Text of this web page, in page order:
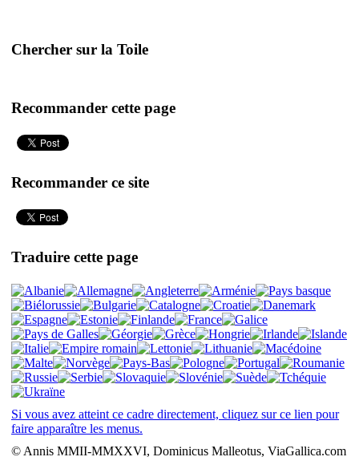
Chercher sur la Toile
Recommander cette page
Recommander ce site
Traduire cette page
Si vous avez atteint ce cadre directement, cliquez sur ce lien pour
faire apparaître les menus.
© Annis MMII-MMXXVI, Dominicus Malleotus, ViaGallica.com